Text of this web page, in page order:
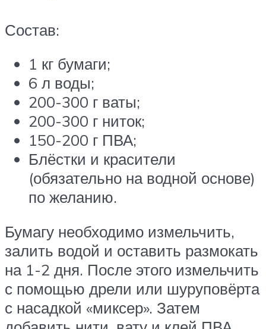
Состав:
1 кг бумаги;
6 л воды;
200-300 г ваты;
200-300 г ниток;
150-200 г ПВА;
Блёстки и красители
(обязательно на водной основе)
по желанию.
Бумагу необходимо измельчить,
залить водой и оставить размокать
на 1-2 дня. После этого измельчить
с помощью дрели или шуруповёрта
с насадкой «миксер». Затем